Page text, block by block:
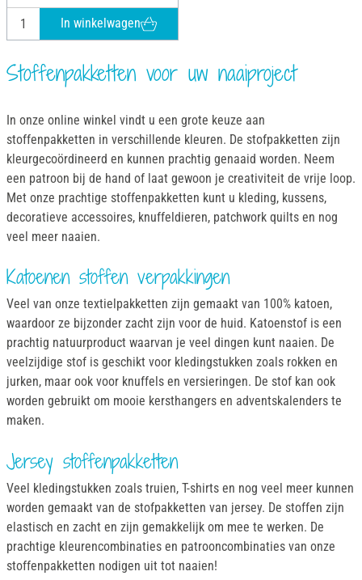
In winkelwagen
Stoffenpakketten voor uw naaiproject
In onze online winkel vindt u een grote keuze aan
stoffenpakketten in verschillende kleuren. De stofpakketten zijn
kleurgecoördineerd en kunnen prachtig genaaid worden. Neem
een patroon bij de hand of laat gewoon je creativiteit de vrije loop.
Met onze prachtige stoffenpakketten kunt u kleding, kussens,
decoratieve accessoires, knuffeldieren, patchwork quilts en nog
veel meer naaien.
Katoenen stoffen verpakkingen
Veel van onze textielpakketten zijn gemaakt van 100% katoen,
waardoor ze bijzonder zacht zijn voor de huid. Katoenstof is een
prachtig natuurproduct waarvan je veel dingen kunt naaien. De
veelzijdige stof is geschikt voor kledingstukken zoals rokken en
jurken, maar ook voor knuffels en versieringen. De stof kan ook
worden gebruikt om mooie kersthangers en adventskalenders te
maken.
Jersey stoffenpakketten
Veel kledingstukken zoals truien, T-shirts en nog veel meer kunnen
worden gemaakt van de stofpakketten van jersey. De stoffen zijn
elastisch en zacht en zijn gemakkelijk om mee te werken. De
prachtige kleurencombinaties en patrooncombinaties van onze
stoffenpakketten nodigen uit tot naaien!